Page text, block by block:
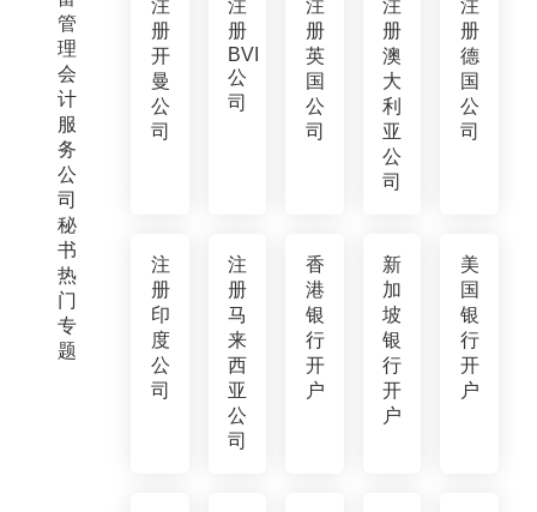
管
理
会
计
服
务
公
司
秘
书
热
门
专
题
注
册
开
曼
公
司
注
册
BVI
公
司
注
册
英
国
公
司
注
册
澳
大
利
亚
公
司
注
册
德
国
公
司
注
册
印
度
公
司
注
册
马
来
西
亚
公
司
香
港
银
行
开
户
新
加
坡
银
行
开
户
美
国
银
行
开
户